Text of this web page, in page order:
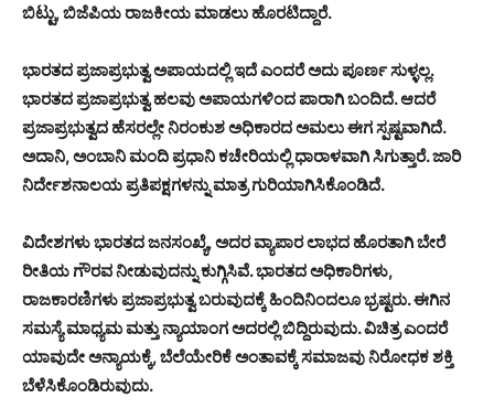
ಬಿಟ್ಟು, ಬಿಜೆಪಿಯ ರಾಜಕೀಯ ಮಾಡಲು ಹೊರಟಿದ್ದಾರೆ.
ಭಾರತದ ಪ್ರಜಾಪ್ರಭುತ್ವ ಅಪಾಯದಲ್ಲಿ ಇದೆ ಎಂದರೆ ಅದು ಪೂರ್ಣ ಸುಳ್ಳಲ್ಲ.
ಭಾರತದ ಪ್ರಜಾಪ್ರಭುತ್ವ ಹಲವು ಅಪಾಯಗಳಿಂದ ಪಾರಾಗಿ ಬಂದಿದೆ. ಆದರೆ
ಪ್ರಜಾಪ್ರಭುತ್ವದ ಹೆಸರಲ್ಲೇ ನಿರಂಕುಶ ಅಧಿಕಾರದ ಅಮಲು ಈಗ ಸ್ಪಷ್ಟವಾಗಿದೆ.
ಅದಾನಿ, ಅಂಬಾನಿ ಮಂದಿ ಪ್ರಧಾನಿ ಕಚೇರಿಯಲ್ಲಿ ಧಾರಾಳವಾಗಿ ಸಿಗುತ್ತಾರೆ. ಜಾರಿ
ನಿರ್ದೇಶನಾಲಯ ಪ್ರತಿಪಕ್ಷಗಳನ್ನು ಮಾತ್ರ ಗುರಿಯಾಗಿಸಿಕೊಂಡಿದೆ.
ವಿದೇಶಗಳು ಭಾರತದ ಜನಸಂಖ್ಯೆ, ಅದರ ವ್ಯಾಪಾರ ಲಾಭದ ಹೊರತಾಗಿ ಬೇರೆ
ರೀತಿಯ ಗೌರವ ನೀಡುವುದನ್ನು ಕುಗ್ಗಿಸಿವೆ. ಭಾರತದ ಅಧಿಕಾರಿಗಳು,
ರಾಜಕಾರಣಿಗಳು ಪ್ರಜಾಪ್ರಭುತ್ವ ಬರುವುದಕ್ಕೆ ಹಿಂದಿನಿಂದಲೂ ಭ್ರಷ್ಟರು. ಈಗಿನ
ಸಮಸ್ಯೆ ಮಾಧ್ಯಮ ಮತ್ತು ನ್ಯಾಯಾಂಗ ಅದರಲ್ಲಿ ಬಿದ್ದಿರುವುದು. ವಿಚಿತ್ರ ಎಂದರೆ
ಯಾವುದೇ ಅನ್ಯಾಯಕ್ಕೆ, ಬೆಲೆಯೇರಿಕೆ ಅಂತಾವಕ್ಕೆ ಸಮಾಜವು ನಿರೋಧಕ ಶಕ್ತಿ
ಬೆಳೆಸಿಕೊಂಡಿರುವುದು.